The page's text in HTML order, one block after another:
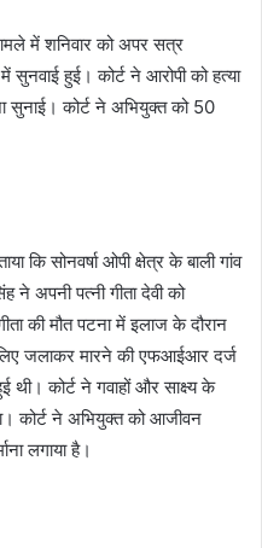
में शनिवार को अपर सत्र
सुनवाई हुई। कोर्ट ने आरोपी को हत्या
सुनाई। कोर्ट ने अभियुक्त को 50
कि सोनवर्षा ओपी क्षेत्र के बाली गांव
ने अपनी पत्नी गीता देवी को
की मौत पटना में इलाज के दौरान
जलाकर मारने की एफआईआर दर्ज
कोर्ट ने गवाहों और साक्ष्य के
कोर्ट ने अभियुक्त को आजीवन
लगाया है।